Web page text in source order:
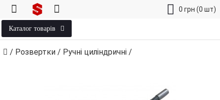
0 грн (0 шт)
Каталог товарів
/ Розвертки / Ручні циліндричні /